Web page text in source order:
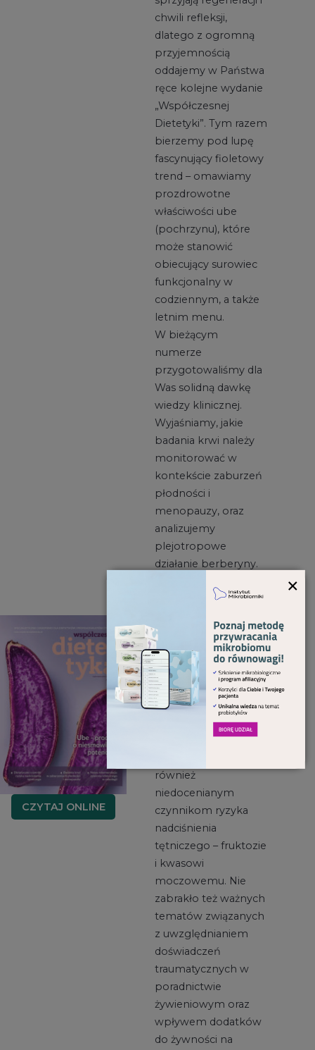
CZYTAJ ONLINE
chwili refleksji,
dlatego z ogromną
przyjemnością
oddajemy w Państwa
ręce kolejne wydanie
„Współczesnej
Dietetyki”. Tym razem
bierzemy pod lupę
fascynujący fioletowy
trend – omawiamy
prozdrowotne
właściwości ube
(pochrzynu), które
może stanowić
obiecujący surowiec
funkcjonalny w
codziennym, a także
letnim menu.
W bieżącym
numerze
przygotowaliśmy dla
Was solidną dawkę
wiedzy klinicznej.
Wyjaśniamy, jakie
badania krwi należy
monitorować w
kontekście zaburzeń
płodności i
menopauzy, oraz
analizujemy
plejotropowe
działanie berberyny.
faktami i mitami na
preparatów
kolagenu, a także
szczegółowo
omawiamy
najnowsze wytyczne
dotyczące żywienia w
również
niedocenianym
czynnikom ryzyka
nadciśnienia
tętniczego – fruktozie
i kwasowi
moczowemu. Nie
zabrakło też ważnych
tematów związanych
z uwzględnianiem
doświadczeń
traumatycznych w
poradnictwie
żywieniowym oraz
wpływem dodatków
do żywności na
×